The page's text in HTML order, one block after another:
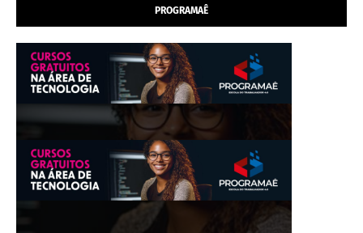
PROGRAMAÊ